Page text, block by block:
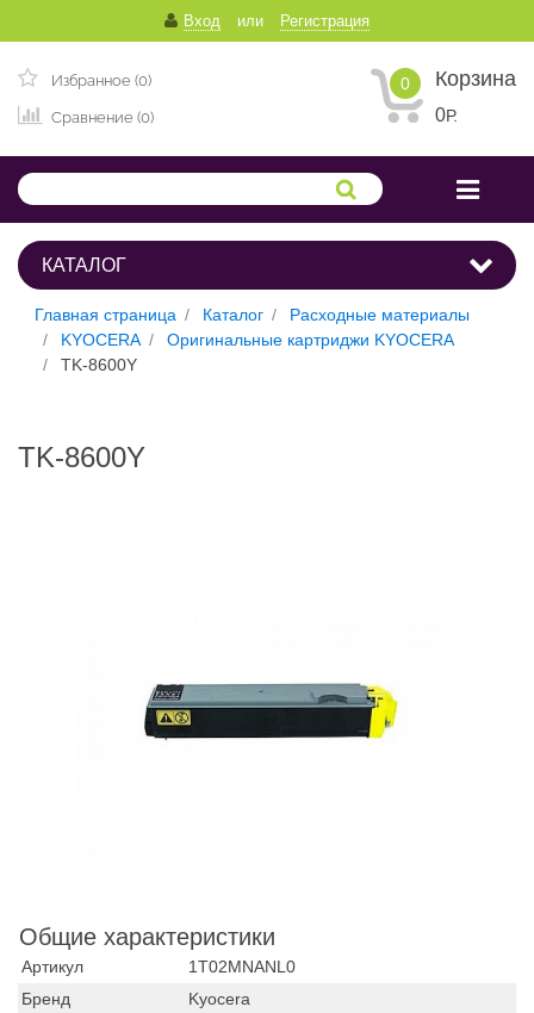
Вход или Регистрация
Избранное (0)
Сравнение (0)
0 Корзина
0Р.
КАТАЛОГ
Главная страница Каталог
Расходные материалы
KYOCERA
Оригинальные картриджи KYOCERA
TK-8600Y
TK-8600Y
Общие характеристики
Артикул
1T02MNANL0
Бренд
Kyocera